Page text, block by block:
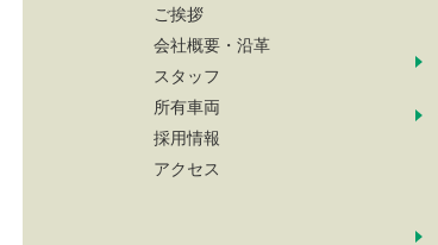
ご挨拶
会社概要・沿革
スタッフ
所有車両
採用情報
アクセス